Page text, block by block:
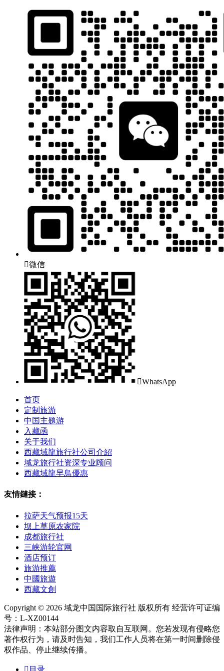
微信
WhatsApp
首页
定制旅游
中国主题游
入藏函
关于我们
西藏域龍旅行社公司介紹
域龙旅行社资深专业顾问
西藏域龍早鳥優惠
友情鏈接：
拉萨天气预报15天
坝上草原农家院
成都旅行社
三峡游轮官网
酒店预订
旅游推薦
中國旅遊
西藏文創
Copyright © 2026 域龙中国国际旅行社 版权所有 经营许可证编
号：L-XZ00144
法律声明：本站部分图文内容取自互联网。您若发现有侵略您
著作权行为，请及时告知，我们工作人员将在第一时间删除侵
权作品、停止继续传播。
 目录